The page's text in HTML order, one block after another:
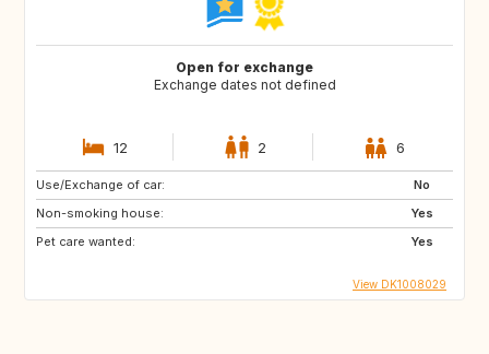
Open for exchange
Exchange dates not defined
12 2 6
Use/Exchange of car:
No
Non-smoking house:
Yes
Pet care wanted:
Yes
View DK1008029